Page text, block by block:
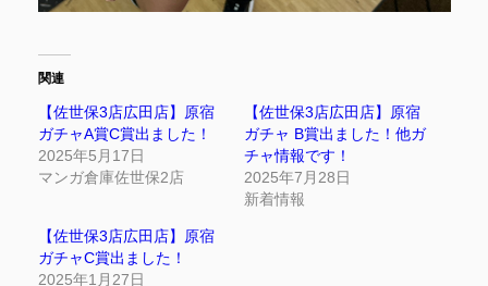
関連
【佐世保3店広田店】原宿
ガチャA賞C賞出ました！
2025年5月17日
マンガ倉庫佐世保2店
【佐世保3店広田店】原宿
ガチャ B賞出ました！他ガ
チャ情報です！
2025年7月28日
新着情報
【佐世保3店広田店】原宿
ガチャC賞出ました！
2025年1月27日